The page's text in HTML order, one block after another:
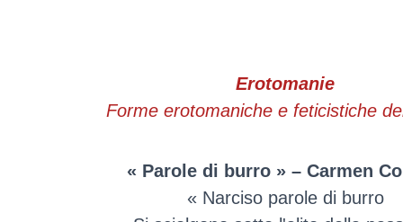
Erotomanie
Forme erotomaniche e feticistiche
« Parole di burro » – Carmen
« Narciso parole di burro